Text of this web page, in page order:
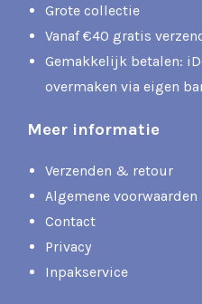
Grote collectie
Vanaf €40 gratis
Gemakkelijk betalen:
overmaken via eigen
Meer informatie
Verzenden & retour
Algemene voorwaarden
Contact
Privacy
Inpakservice